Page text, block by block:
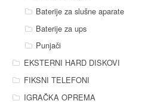
Baterije za slušne aparate
Baterije za ups
Punjači
EKSTERNI HARD DISKOVI
FIKSNI TELEFONI
IGRAČKA OPREMA